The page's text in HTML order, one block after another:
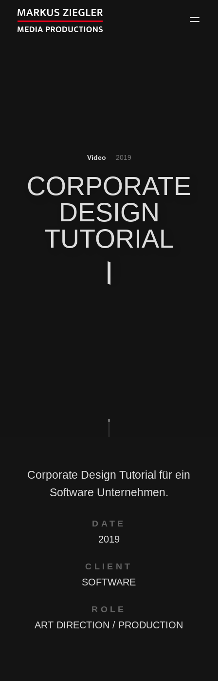
Video 2019
CORPORATE
DESIGN
TUTORIAL
Corporate Design Tutorial für ein
Software Unternehmen.
DATE
2019
CLIENT
SOFTWARE
ROLE
ART DIRECTION / PRODUCTION